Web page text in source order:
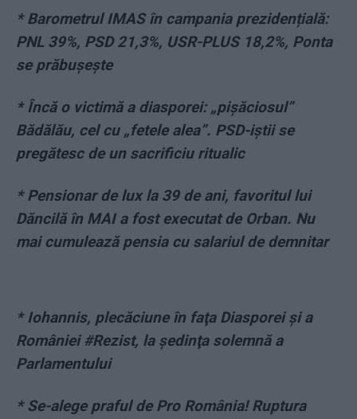
*Barometrul IMAS în campania prezidențială:
PNL 39%, PSD 21,3%, USR-PLUS 18,2%, Ponta
se prăbușește
*Încă o victimă a diasporei: „pișăciosul”
Bădălău, cel cu „fetele alea”. PSD-iștii se
pregătesc de un sacrificiu ritualic
*Pensionar de lux la 39 de ani, favoritul lui
Dăncilă în MAI a fost executat de Orban. Nu
mai cumulează pensia cu salariul de demnitar
* Iohannis, plecăciune în faţa Diasporei şi a
României #Rezist, la şedinţa solemnă a
Parlamentului
* Se-alege praful de Pro România! Ruptura